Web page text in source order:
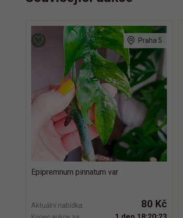
Praha 5
Epipremnum pinnatum var
Aktuální nabídka: 80 Kč